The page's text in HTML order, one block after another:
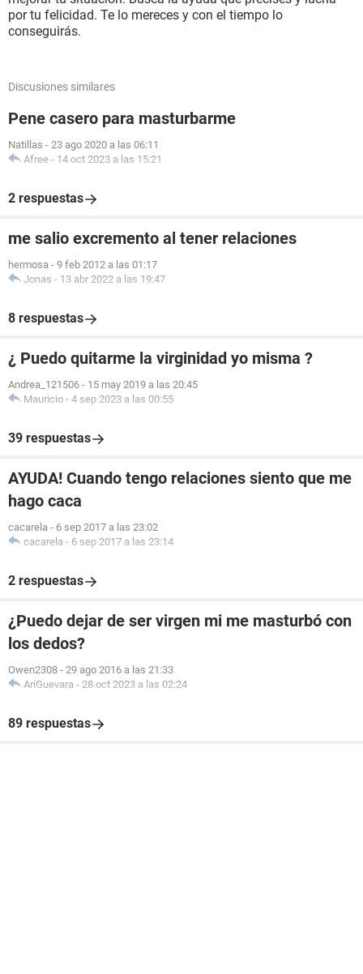
por tu felicidad. Te lo mereces y con el tiempo lo
conseguirás.
Discusiones similares
Pene casero para masturbarme
Natillas - 23 ago 2020 a las 06:11
Afree - 14 oct 2023 a las 15:21
2 respuestas
me salio excremento al tener relaciones
hermosa - 9 feb 2012 a las 01:17
Jonas - 13 abr 2022 a las 19:47
8 respuestas
¿ Puedo quitarme la virginidad yo misma ?
Andrea_121506 - 15 may 2019 a las 20:45
Mauricio - 4 sep 2023 a las 00:55
39 respuestas
AYUDA! Cuando tengo relaciones siento que me
hago caca
cacarela - 6 sep 2017 a las 23:02
cacarela - 6 sep 2017 a las 23:14
2 respuestas
¿Puedo dejar de ser virgen mi me masturbó con
los dedos?
Owen2308 - 29 ago 2016 a las 21:33
AriGuevara - 28 oct 2023 a las 02:24
89 respuestas